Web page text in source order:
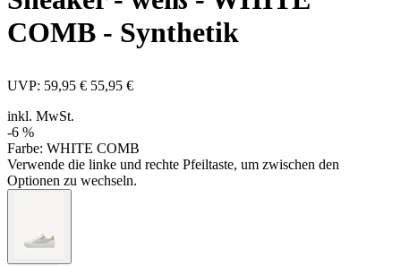
COMB - Synthetik
UVP: 59,95 € 55,95 €
inkl. MwSt.
-6 %
Farbe: WHITE COMB
Verwende die linke und rechte Pfeiltaste, um zwischen den
Optionen zu wechseln.